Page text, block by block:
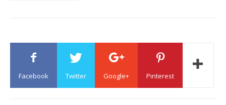
Facebook Twitter Google+ Pinterest